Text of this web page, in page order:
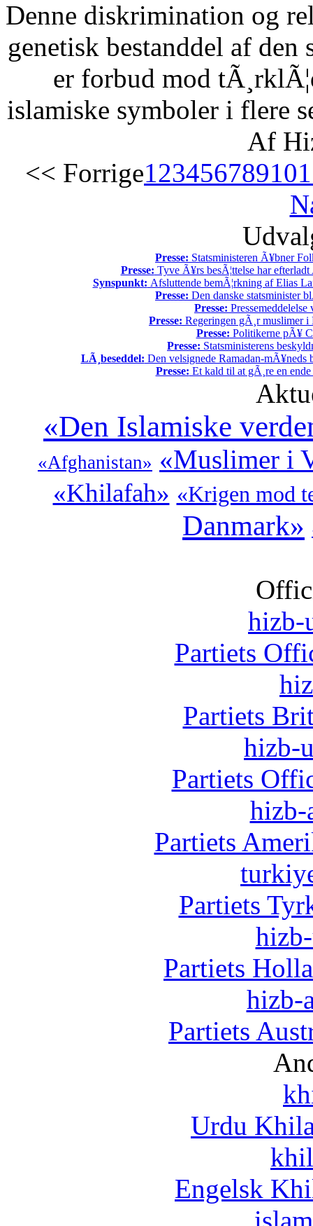
Denne diskrimination og
genetisk bestanddel af
er forbud mod
islamiske symboler i flere
Af
<< Forrige12345678910
Presse: Statsministeren Ã¥bner
Presse: Tyve Ã¥rs besÃ¦ttelse har
Synspunkt: Afsluttende bemÃ¦rkning af Elias
Presse: Den danske statsminister
Presse:
Presse: Regeringen gÃ¸r muslimer
Presse: Politikerne pÃ¥
Presse: Statsministerens
LÃ¸beseddel: Den velsignede Ramadan-mÃ¥neds
Presse: Et kald til at gÃ¸re en
«Den Islamiske
«Afghanistan» «Muslimer i
«Khilafah» «Krigen mod
Danmark»
hizb-
Partiets
Partiets
hizb-
Partiets
hizb-
Partiets
Partiets
Partiets
hizb-
Partiets
Urdu
Engelsk